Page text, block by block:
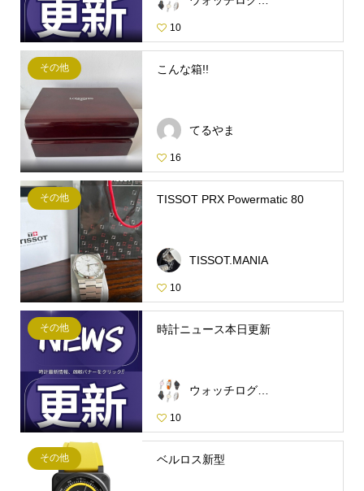
10
その他 こんな箱!!
てるやま
16
その他 TISSOT PRX Powermatic 80
TISSOT.MANIA
10
その他 時計ニュース本日更新
ウォッチログ・スタッフ
10
その他 ベルロス新型